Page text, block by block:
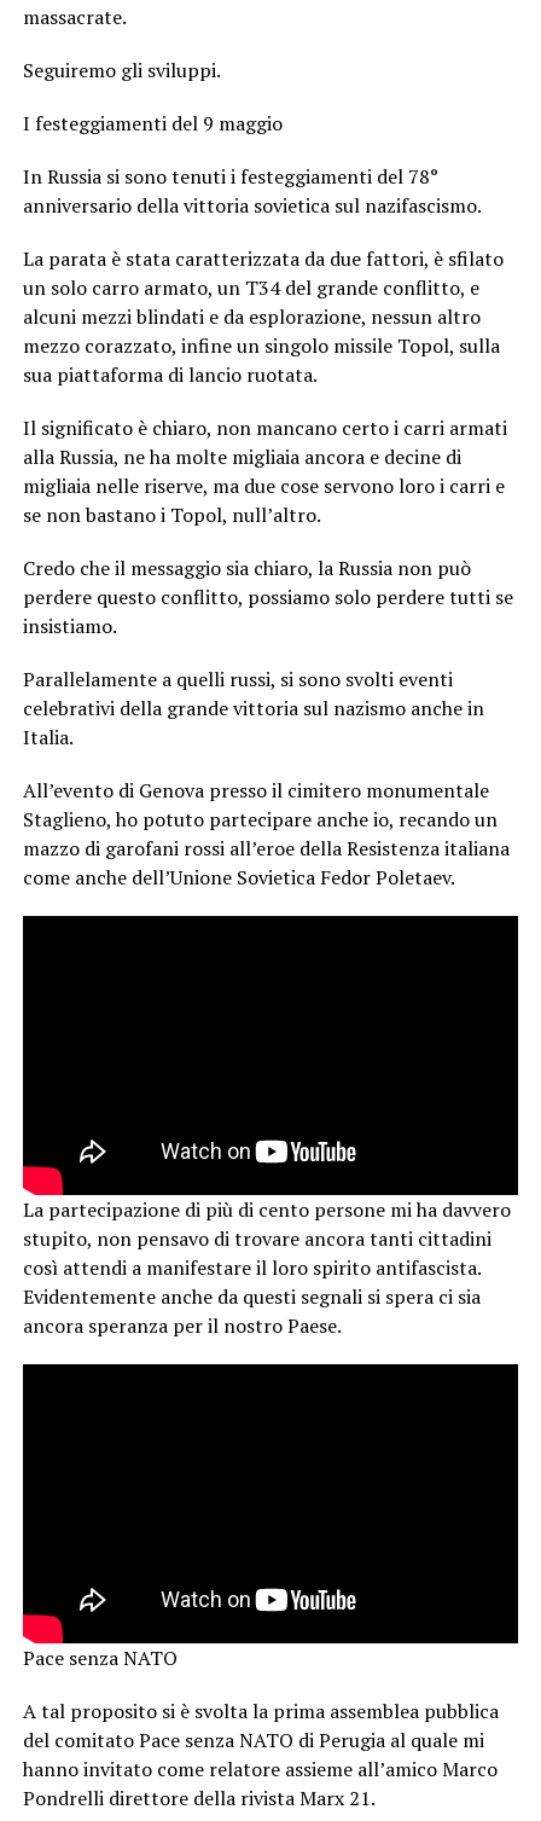
massacrate.
Seguiremo gli sviluppi.
I festeggiamenti del 9 maggio
In Russia si sono tenuti i festeggiamenti del 78°
anniversario della vittoria sovietica sul nazifascismo.
La parata è stata caratterizzata da due fattori, è sfilato
un solo carro armato, un T34 del grande conflitto, e
alcuni mezzi blindati e da esplorazione, nessun altro
mezzo corazzato, infine un singolo missile Topol, sulla
sua piattaforma di lancio ruotata.
Il significato è chiaro, non mancano certo i carri armati
alla Russia, ne ha molte migliaia ancora e decine di
migliaia nelle riserve, ma due cose servono loro i carri e
se non bastano i Topol, null’altro.
Credo che il messaggio sia chiaro, la Russia non può
perdere questo conflitto, possiamo solo perdere tutti se
insistiamo.
Parallelamente a quelli russi, si sono svolti eventi
celebrativi della grande vittoria sul nazismo anche in
Italia.
All’evento di Genova presso il cimitero monumentale
Staglieno, ho potuto partecipare anche io, recando un
mazzo di garofani rossi all’eroe della Resistenza italiana
come anche dell’Unione Sovietica Fedor Poletaev.
La partecipazione di più di cento persone mi ha davvero
stupito, non pensavo di trovare ancora tanti cittadini
così attendi a manifestare il loro spirito antifascista.
Evidentemente anche da questi segnali si spera ci sia
ancora speranza per il nostro Paese.
Pace senza NATO
A tal proposito si è svolta la prima assemblea pubblica
del comitato Pace senza NATO di Perugia al quale mi
hanno invitato come relatore assieme all’amico Marco
Pondrelli direttore della rivista Marx 21.